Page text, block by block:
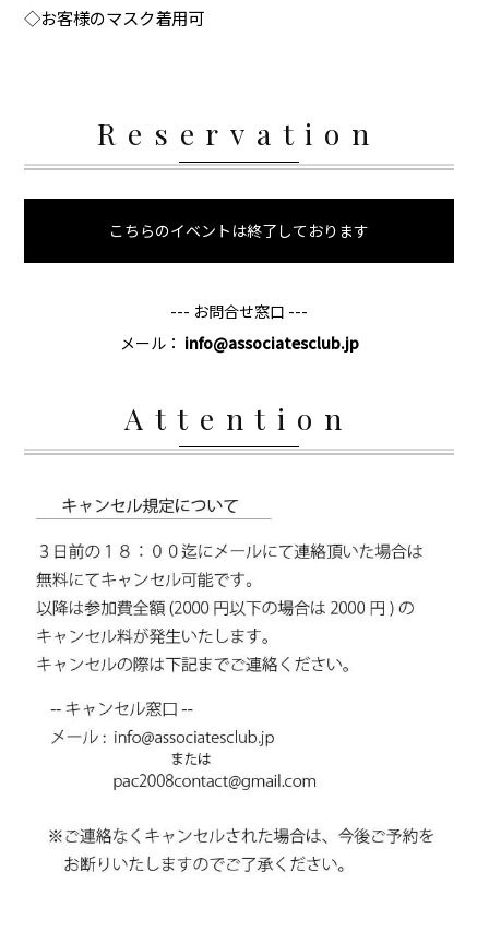
◇お客様のマスク着用可
Reservation
こちらのイベントは終了しております
--- お問合せ窓口 ---
メール： info@associatesclub.jp
Attention